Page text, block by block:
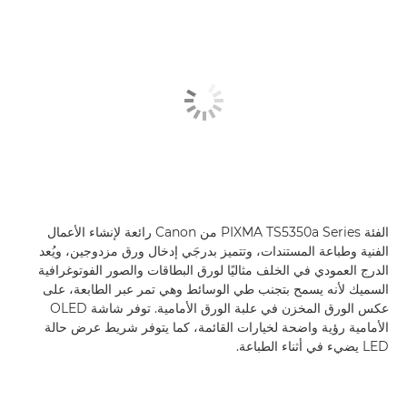
الفئة PIXMA TS5350a Series من Canon رائعة لإنشاء الأعمال
الفنية وطباعة المستندات، وتتميز بدرجَي إدخال ورق مزدوجين، ويُعد
الدرج العمودي في الخلف مثاليًا لورق البطاقات والصور الفوتوغرافية
السميك لأنه يسمح بتجنب طي الوسائط وهي تمر عبر الطابعة، على
عكس الورق المخزن في علبة الورق الأمامية. توفر شاشة OLED
الأمامية رؤية واضحة لخيارات القائمة، كما يتوفر شريط عرض حالة
LED يضيء في أثناء الطباعة.